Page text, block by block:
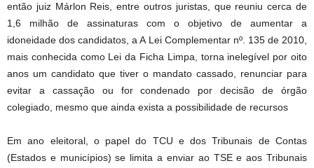
então juiz Márlon Reis, entre outros juristas, que reuniu cerca de
1,6 milhão de assinaturas com o objetivo de aumentar a
idoneidade dos candidatos, a A Lei Complementar nº. 135 de 2010,
mais conhecida como Lei da Ficha Limpa, torna inelegível por oito
anos um candidato que tiver o mandato cassado, renunciar para
evitar a cassação ou for condenado por decisão de órgão
colegiado, mesmo que ainda exista a possibilidade de recursos
Em ano eleitoral, o papel do TCU e dos Tribunais de Contas
(Estados e municípios) se limita a enviar ao TSE e aos Tribunais